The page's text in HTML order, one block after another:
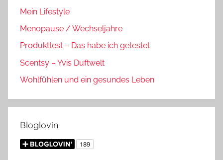
Mein Lifestyle
Menopause / Wechseljahre
Produkttest – Das habe ich getestet
Scentsy – Yvis Duftwelt
Wohlfühlen und ein gesundes Leben
Bloglovin